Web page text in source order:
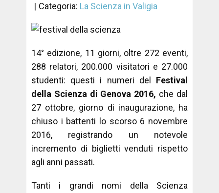
Categoria: La Scienza in Valigia
14° edizione, 11 giorni, oltre 272 eventi,
288 relatori, 200.000 visitatori e 27.000
studenti: questi i numeri del
Festival
della Scienza di Genova 2016, che dal
27 ottobre, giorno di inaugurazione, ha
chiuso i battenti lo scorso 6 novembre
2016, registrando un notevole
incremento di biglietti venduti rispetto
agli anni passati.
Tanti i grandi nomi della Scienza